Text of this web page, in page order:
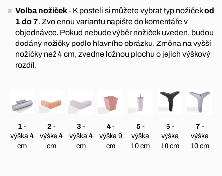
Volba nožiček- K posteli si můžete vybrat typ nožičekod
1 do 7. Zvolenou variantu napište do komentáře v
objednávce. Pokud nebude výběr nožiček uveden, budou
dodány nožičky podle hlavního obrázku. Změna na vyšší
nožičky než 4 cm, zvedne ložnou plochu o jejich výškový
rozdíl.
1 -
výška 4
cm
2 -
výška 4
cm
3 -
výška 4
cm
4 -
výška 9
cm
5 -
výška
10 cm
6 -
výška
10 cm
7 -
výška
10 cm